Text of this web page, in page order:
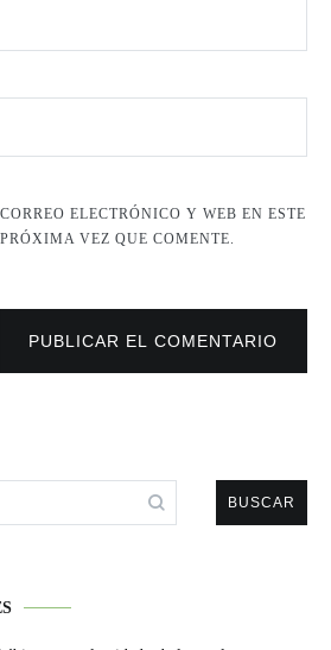
ELECTRÓNICO Y WEB EN ESTE
VEZ QUE COMENTE.
PUBLICAR EL COMENTARIO